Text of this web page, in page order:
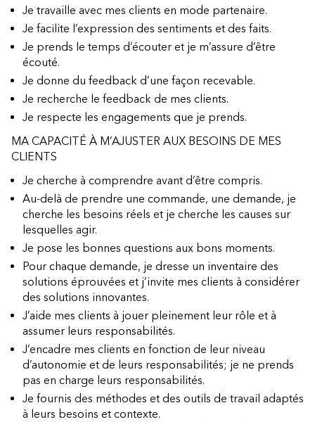
Je travaille avec mes clients en mode partenaire.
Je facilite l’expression des sentiments et des faits.
Je prends le temps d’écouter et je m’assure d’être
écouté.
Je donne du feedback d’une façon recevable.
Je recherche le feedback de mes clients.
Je respecte les engagements que je prends.
MA CAPACITÉ À M’AJUSTER AUX BESOINS DE MES
CLIENTS
Je cherche à comprendre avant d’être compris.
Au-delà de prendre une commande, une demande, je
cherche les besoins réels et je cherche les causes sur
lesquelles agir.
Je pose les bonnes questions aux bons moments.
Pour chaque demande, je dresse un inventaire des
solutions éprouvées et j’invite mes clients à considérer
des solutions innovantes.
J’aide mes clients à jouer pleinement leur rôle et à
assumer leurs responsabilités.
J’encadre mes clients en fonction de leur niveau
d’autonomie et de leurs responsabilités; je ne prends
pas en charge leurs responsabilités.
Je fournis des méthodes et des outils de travail adaptés
à leurs besoins et contexte.